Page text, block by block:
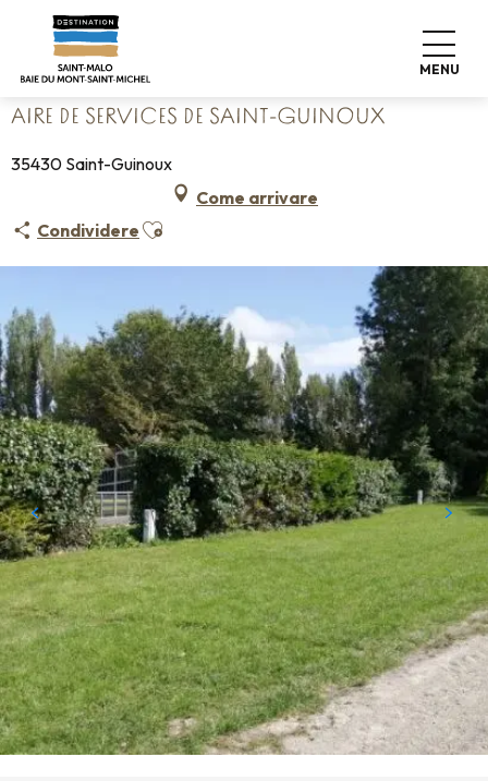
contenu
MENU
Home Fate le valigie
Campeggi
Aire de services de Saint-Guinoux
AIRE DE SERVICES DE SAINT-GUINOUX
35430 Saint-Guinoux
Come arrivare
Condividere Ajouter aux favoris